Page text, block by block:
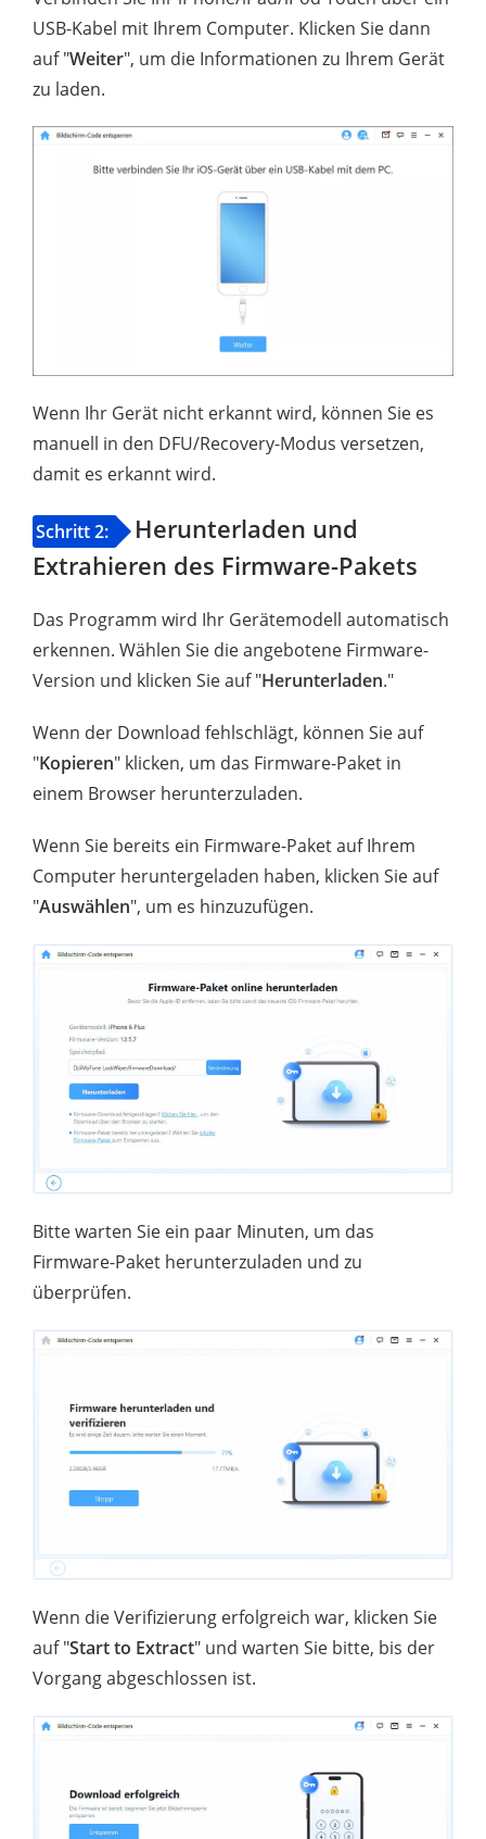
USB-Kabel mit Ihrem Computer. Klicken Sie dann
auf "Weiter", um die Informationen zu Ihrem Gerät
zu laden.
Wenn Ihr Gerät nicht erkannt wird, können Sie es
manuell in den DFU/Recovery-Modus versetzen,
damit es erkannt wird.
Schritt 2:
Herunterladen und
Extrahieren des Firmware-Pakets
Das Programm wird Ihr Gerätemodell automatisch
erkennen. Wählen Sie die angebotene Firmware-
Version und klicken Sie auf "Herunterladen."
Wenn der Download fehlschlägt, können Sie auf
"Kopieren" klicken, um das Firmware-Paket in
einem Browser herunterzuladen.
Wenn Sie bereits ein Firmware-Paket auf Ihrem
Computer heruntergeladen haben, klicken Sie auf
"Auswählen", um es hinzuzufügen.
Bitte warten Sie ein paar Minuten, um das
Firmware-Paket herunterzuladen und zu
überprüfen.
Wenn die Verifizierung erfolgreich war, klicken Sie
auf "Start to Extract" und warten Sie bitte, bis der
Vorgang abgeschlossen ist.